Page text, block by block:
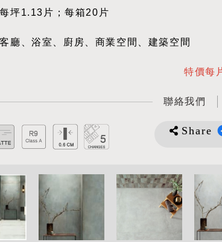
每坪1.13片；每箱20片
客廳、浴室、廚房、商業空間、建築空間
特價每
聯絡我們
Share